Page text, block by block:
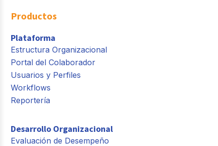
Productos
Plataforma
Estructura Organizacional
Portal del Colaborador
Usuarios y Perfiles
Workflows
Reportería
Desarrollo Organizacional
Evaluación de Desempeño